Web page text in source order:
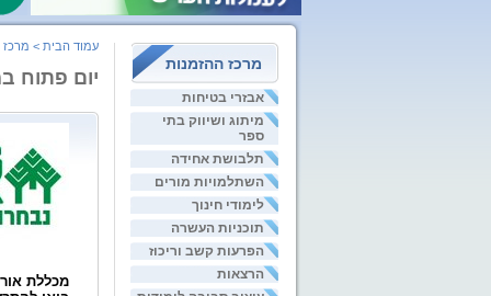
מרכז ההזמנות
אבזרי בטיחות
מיתוג ושיווק בתי
ספר
תלבושת אחידה
השתלמויות מורים
לימודי חינוך
תוכניות העשרה
הפרעות קשב וריכוז
הרצאות
עמוד הבית > מרכז
יום פתוח
מכללת אורנים